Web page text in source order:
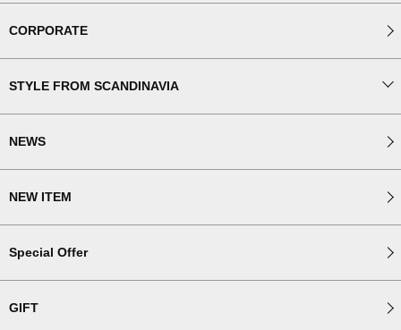
CORPORATE
STYLE FROM SCANDINAVIA
NEWS
NEW ITEM
Special Offer
GIFT